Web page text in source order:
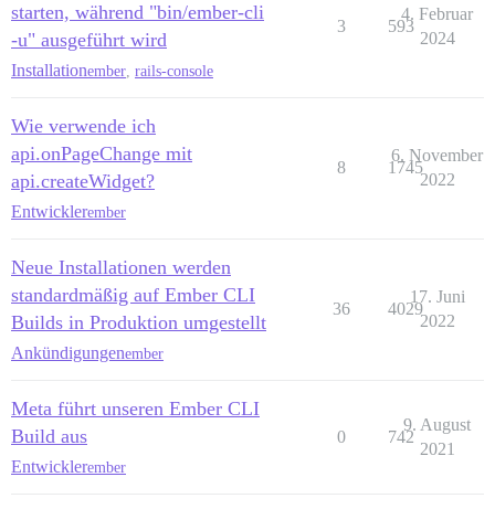
starten, während "bin/ember-cli
-u" ausgeführt wird
Installationember rails-console
3 593
4. Februar
2024
Wie verwende ich
api.onPageChange mit
api.createWidget?
Entwicklerember
8 1745
6. November
2022
Neue Installationen werden
standardmäßig auf Ember CLI
Builds in Produktion umgestellt
Ankündigungenember
36 4029
17. Juni
2022
Meta führt unseren Ember CLI
Build aus
Entwicklerember
0 742
9. August
2021